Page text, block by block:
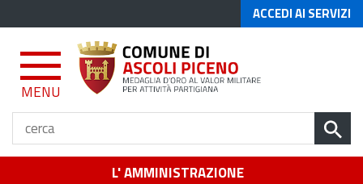
ACCEDI AI SERVIZI
MENU
L' AMMINISTRAZIONE